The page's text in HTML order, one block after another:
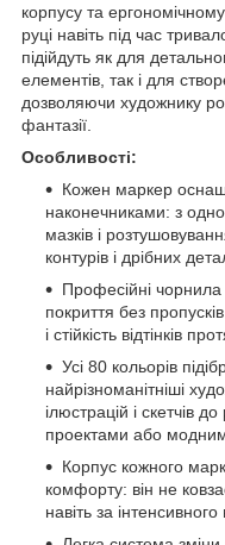
корпусу та
руці навіть під час
підійдуть як для
елементів, так і для
дозволяючи художнику
фантазії.
Особливості:
Кожен маркер
наконечниками: з
мазків і
контурів і дрібних
Професійні чорнила
покриття без
і стійкість відтінків
Усі 80 кольорів
найрізноманітніші
ілюстрацій і скетчів
проектами або
Корпус кожного
комфорту: він не
навіть за